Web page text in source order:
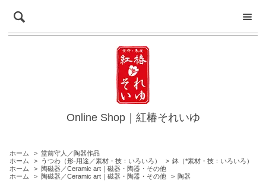
Online Shop｜紅椿それいゆ
ホーム > 堂前守人／陶器作品
ホーム
> うつわ（形-用途／素材・技：いろいろ） > 鉢（*素材・技：いろいろ）
ホーム
> 陶磁器／Ceramic art｜磁器・陶器・その他
ホーム
> 陶磁器／Ceramic art｜磁器・陶器・その他 > 陶器